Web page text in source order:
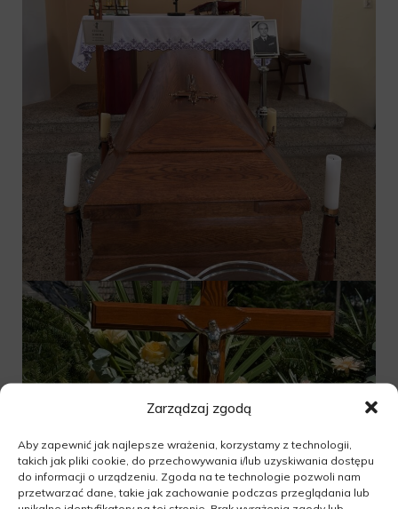
Zarządzaj zgodą
Aby zapewnić jak najlepsze wrażenia, korzystamy z technologii,
takich jak pliki cookie, do przechowywania i/lub uzyskiwania dostępu
do informacji o urządzeniu. Zgoda na te technologie pozwoli nam
przetwarzać dane, takie jak zachowanie podczas przeglądania lub